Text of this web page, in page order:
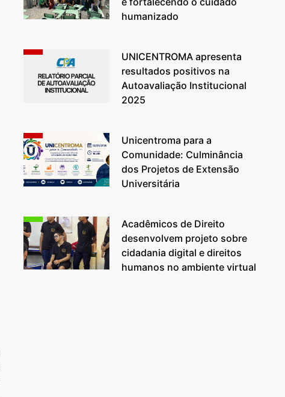
humanizado
UNICENTROMA apresenta
resultados positivos na
Autoavaliação Institucional
2025
Unicentroma para a
Comunidade: Culminância
dos Projetos de Extensão
Universitária
Acadêmicos de Direito
desenvolvem projeto sobre
cidadania digital e direitos
humanos no ambiente virtual